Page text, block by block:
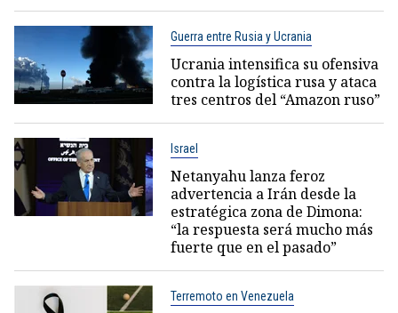
Guerra entre Rusia y Ucrania
Ucrania intensifica su ofensiva
contra la logística rusa y ataca
tres centros del “Amazon ruso”
Israel
Netanyahu lanza feroz
advertencia a Irán desde la
estratégica zona de Dimona:
“la respuesta será mucho más
fuerte que en el pasado”
Terremoto en Venezuela